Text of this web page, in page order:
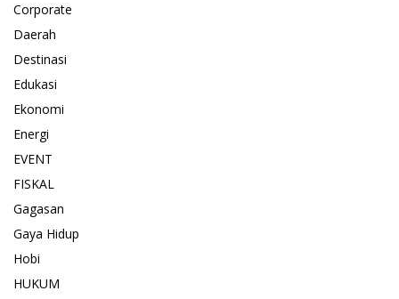
Corporate
Daerah
Destinasi
Edukasi
Ekonomi
Energi
EVENT
FISKAL
Gagasan
Gaya Hidup
Hobi
HUKUM